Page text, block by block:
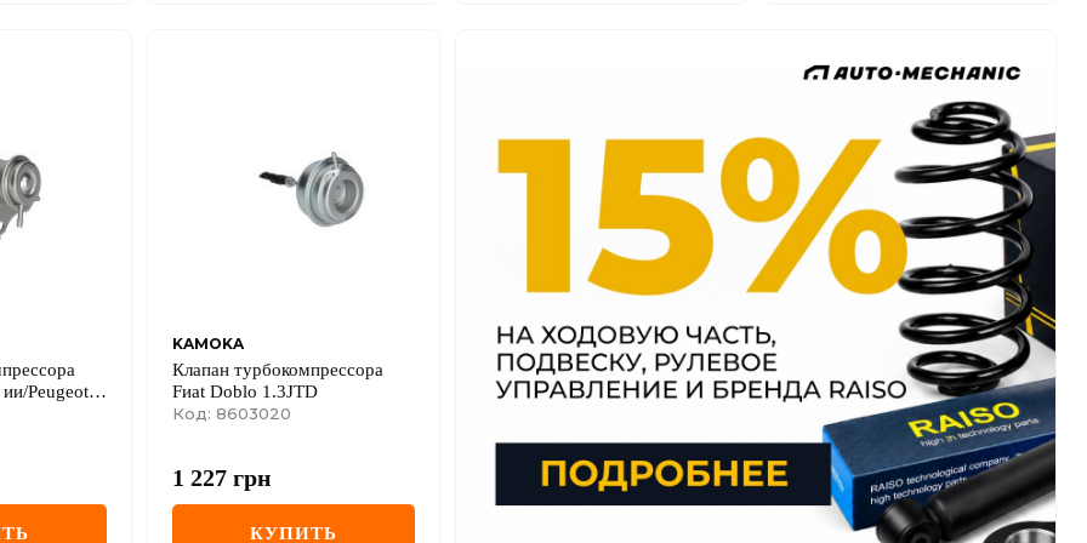
Peugeot
05-
KAMOKA
Клапан турбокомпрессора
Fиat Doblo 1.3JTD
Код: 8603020
1 227 грн
КУПИТЬ